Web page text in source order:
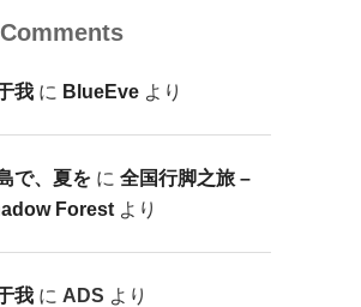
我に BlueEveより
で、夏をに 全国行脚之旅 –
Forestより
我に ADS より